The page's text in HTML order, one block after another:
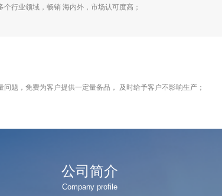
行业领域，畅销 海内外，市场认可度高；
题，免费为客户提供一定量备品， 及时给予客户不影响生产；
公司简介
Company profile